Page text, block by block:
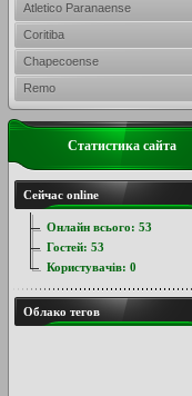
Atletico Paranaense
Coritiba
Chapecoense
Remo
Статистика сайта
Сейчас online
Онлайн всього: 53
Гостей: 53
Користувачів: 0
Облако тегов